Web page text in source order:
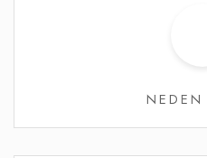
NEDEN